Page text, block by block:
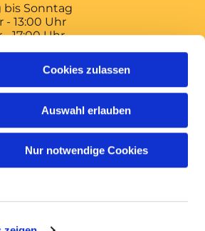
Cookies zulassen
Auswahl erlauben
Nur notwendige Cookies
bis Sonntag
- 13:00 Uhr
- 17:00 Uhr
1. Januar, 1. Mai und 3.